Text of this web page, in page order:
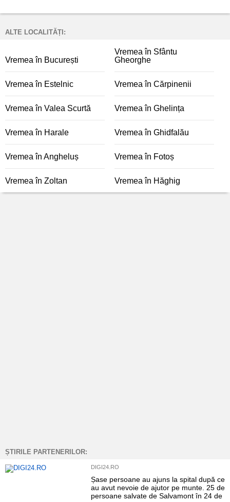
ALTE LOCALITĂȚI:
Vremea în București
Vremea în Sfântu
Gheorghe
Vremea în Estelnic Vremea în Cărpinenii
Vremea în Valea Scurtă Vremea în Ghelința
Vremea în Harale Vremea în Ghidfalău
Vremea în Angheluș Vremea în Fotoș
Vremea în Zoltan Vremea în Hăghig
ȘTIRILE PARTENERILOR:
DIGI24.RO
Șase persoane au ajuns la spital după ce
au avut nevoie de ajutor pe munte. 25 de
persoane salvate de Salvamont în 24 de